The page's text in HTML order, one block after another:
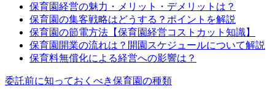
保育園経営の魅力・メリット・デメリットは？
保育園の集客戦略はどうする？ポイントを解説
保育園の節電方法【保育園経営コストカット知識】
保育園開業の流れは？開園スケジュールについて解説
保育料無償化による経営への影響は？
委託前に知っておくべき保育園の種類